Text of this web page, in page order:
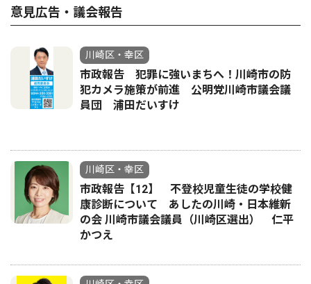
意見広告・議会報告
川崎区・幸区
市政報告 犯罪に強いまちへ！川崎市の防
犯カメラ施策が前進 公明党川崎市議会議
員団 浦田だいすけ
川崎区・幸区
市政報告【12】 不登校児童生徒の学校健
康診断について あしたの川崎・日本維新
の会 川崎市議会議員（川崎区選出） 仁平
かつえ